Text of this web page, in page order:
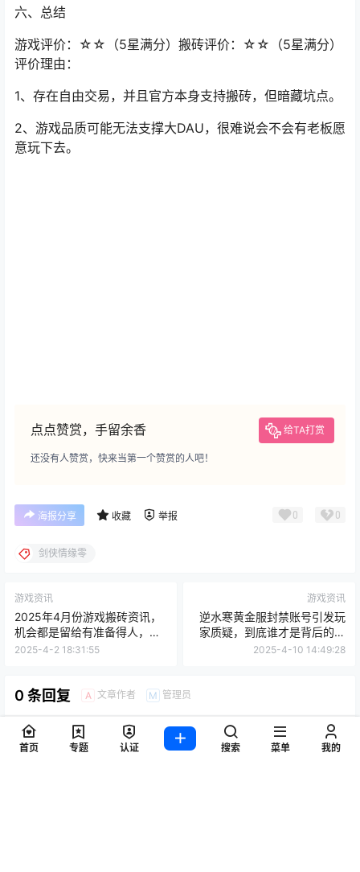
六、总结
游戏评价：☆☆（5星满分）搬砖评价：☆☆（5星满分）
评价理由：
1、存在自由交易，并且官方本身支持搬砖，但暗藏坑点。
2、游戏品质可能无法支撑大DAU，很难说会不会有老板愿
意玩下去。
点点赞赏，手留余香 给TA打赏
还没有人赞赏，快来当第一个赞赏的人吧！
海报分享 收藏 举报 0 0
剑侠情缘零
游戏资讯
2025年4月份游戏搬砖资讯，
机会都是留给有准备得人，搬
砖游戏早知道早吃肉
2025-4-2 18:31:55
游戏资讯
逆水寒黄金服封禁账号引发玩
家质疑，到底谁才是背后的真
凶？
2025-4-10 14:49:28
0 条回复 A 文章作者 M 管理员
欢迎您，新朋友，感谢参与互动！
确认修改
首页
专题 认证 搜索 菜单 我的